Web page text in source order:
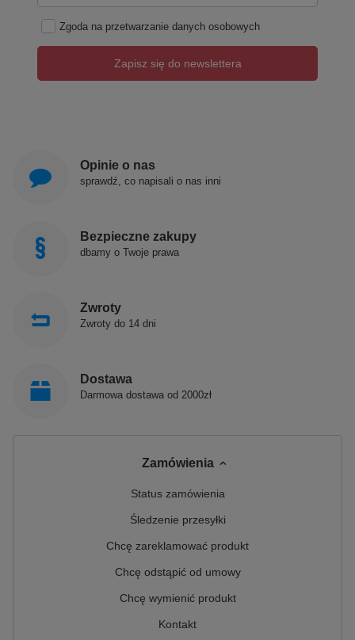
Zgoda na przetwarzanie danych osobowych
Zapisz się do newslettera
Opinie o nas
sprawdź, co napisali o nas inni
Bezpieczne zakupy
dbamy o Twoje prawa
Zwroty
Zwroty do 14 dni
Dostawa
Darmowa dostawa od 2000zł
Zamówienia
Status zamówienia
Śledzenie przesyłki
Chcę zareklamować produkt
Chcę odstąpić od umowy
Chcę wymienić produkt
Kontakt